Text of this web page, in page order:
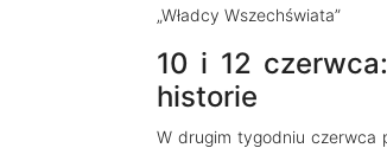
„Władcy Wszechświata”
10 i 12
historie
W drugim tygodniu czerwca